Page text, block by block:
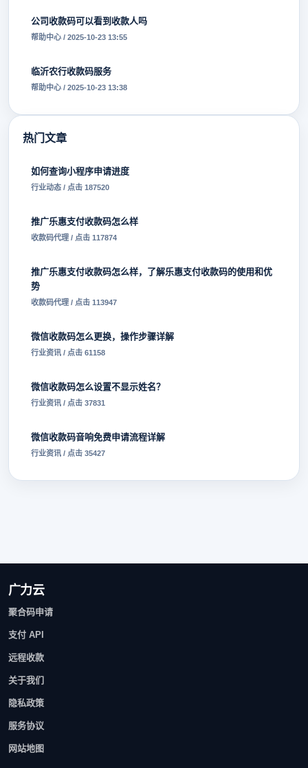
公司收款码可以看到收款人吗
帮助中心 / 2025-10-23 13:55
临沂农行收款码服务
帮助中心 / 2025-10-23 13:38
热门文章
如何查询小程序申请进度
行业动态 / 点击 187520
推广乐惠支付收款码怎么样
收款码代理 / 点击 117874
推广乐惠支付收款码怎么样，了解乐惠支付收款码的使用和优
势
收款码代理 / 点击 113947
微信收款码怎么更换，操作步骤详解
行业资讯 / 点击 61158
微信收款码怎么设置不显示姓名？
行业资讯 / 点击 37831
微信收款码音响免费申请流程详解
行业资讯 / 点击 35427
广力云
聚合码申请
支付 API
远程收款
关于我们
隐私政策
服务协议
网站地图